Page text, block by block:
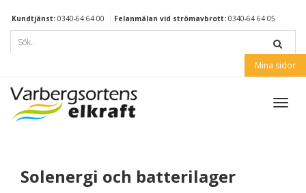
Kundtjänst: 0340-64 64 00 Felanmälan vid strömavbrott: 0340-64 64 05
Mina sidor
Solenergi och batterilager